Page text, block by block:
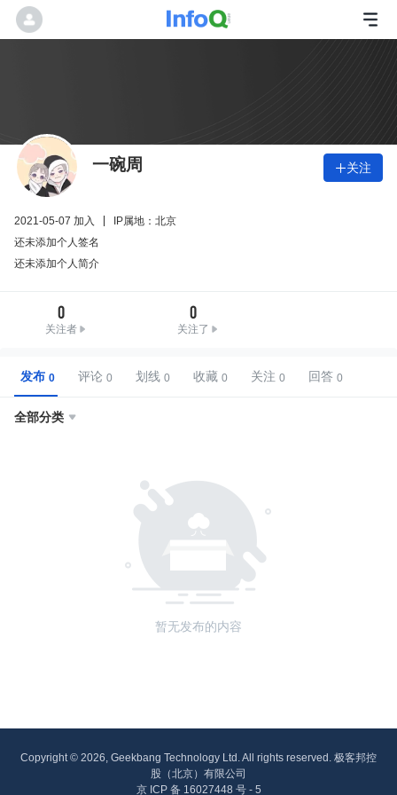
一碗周 关注
2021-05-07 加入
IP属地：北京
还未添加个人签名
还未添加个人简介
0
关注者
0
关注了
发布 评论 划线 收藏 关注 回答
全部分类 
暂无发布的内容
Copyright © 2026, Geekbang Technology Ltd. All rights reserved. 极客邦控
股（北京）有限公司
京 ICP 备 16027448 号 - 5